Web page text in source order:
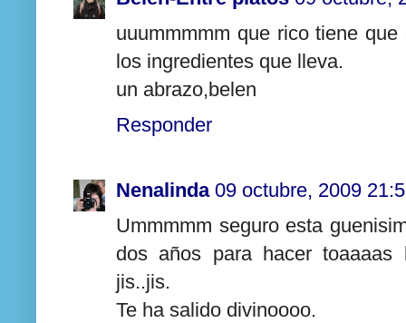
uuummmmm que rico tiene
los ingredientes que lleva.
un abrazo,belen
Responder
Nenalinda 09 octubre, 2009
Ummmmm seguro esta
dos años para hacer toaaaas
jis..jis.
Te ha salido divinoooo.